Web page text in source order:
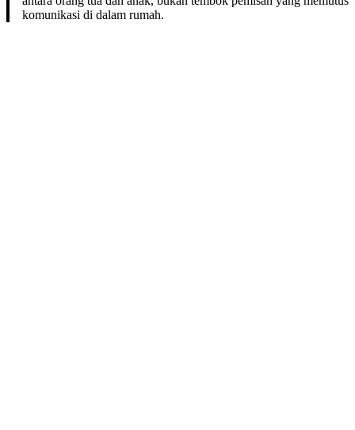
komunikasi di dalam rumah.